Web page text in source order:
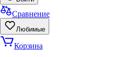
Сравнение
Любимые
Корзина